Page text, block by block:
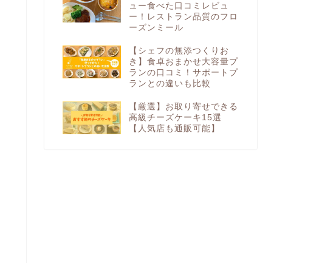
ュー食べた口コミレビュ
ー！レストラン品質のフロ
ーズンミール
【シェフの無添つくりお
き】食卓おまかせ大容量プ
ランの口コミ！サポートプ
ランとの違いも比較
【厳選】お取り寄せできる
高級チーズケーキ15選
【人気店も通販可能】